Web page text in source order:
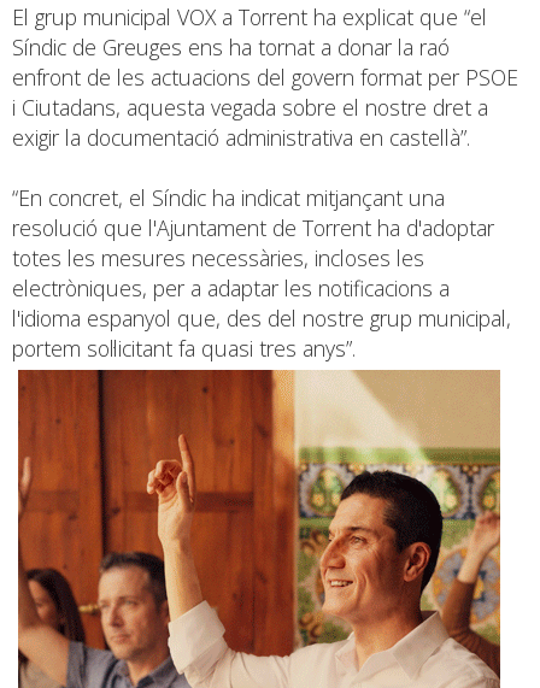
El grup municipal VOX a Torrent ha explicat que “el
Síndic de Greuges ens ha tornat a donar la raó
enfront de les actuacions del govern format per PSOE
i Ciutadans, aquesta vegada sobre el nostre dret a
exigir la documentació administrativa en castellà”.
“En concret, el Síndic ha indicat mitjançant una
resolució que l'Ajuntament de Torrent ha d'adoptar
totes les mesures necessàries, incloses les
electròniques, per a adaptar les notificacions a
l'idioma espanyol que, des del nostre grup municipal,
portem sol·licitant fa quasi tres anys”.